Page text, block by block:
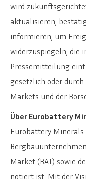
wird
aktualisieren,
informieren, um
widerzuspiegeln, die
Pressemitteilung
gesetzlich oder
Markets und der
Über Eurobattery
Eurobattery Minerals
Market (BAT) sowie
notiert ist. Mit der